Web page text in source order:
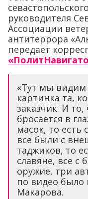
руководителя
Ассоциации
антитеррора
передает
«Тут мы видим
картинка та,
заказчик. И
бросается в
масок, то
все были с
таджиков, то
славяне, все с
оружие, три
по видео было
Макарова.